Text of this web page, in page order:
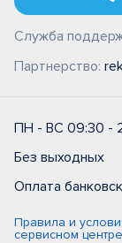
Служба
Партнерство:
ПН - ВС 09:30 -
Без выходных
Оплата
Правила и
сервисном